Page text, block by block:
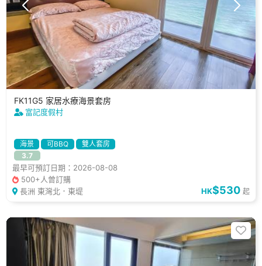
FK11G5 家居水療海景套房
富記度假村
海景 可BBQ
雙人套房
3.7
最早可預訂日期：2026-08-08
500+人曾訂購
長洲 東灣北．東堤
HK$530 起